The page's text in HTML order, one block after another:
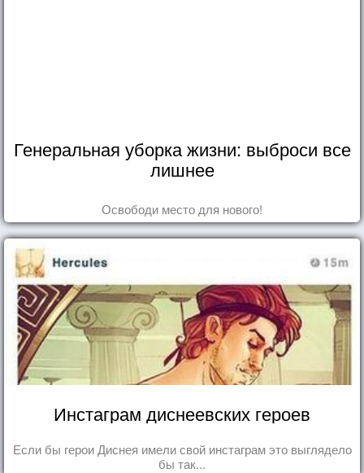
Генеральная уборка жизни: выброси все
лишнее
Освободи место для нового!
Инстаграм диснеевских героев
Если бы герои Диснея имели свой инстаграм это выглядело
бы так...